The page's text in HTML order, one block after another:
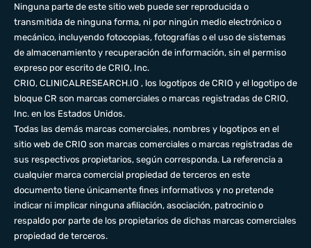
Ninguna parte de este sitio web puede ser reproducida o
transmitida de ninguna forma, ni por ningún medio electrónico o
mecánico, incluyendo fotocopias, fotografías o el uso de sistemas
de almacenamiento y recuperación de información, sin el permiso
expreso por escrito de CRIO, Inc.
CRIO, CLINICALRESEARCH.IO , los logotipos de CRIO y el logotipo de
bloque CR son marcas comerciales o marcas registradas de CRIO,
Inc. en los Estados Unidos.
Todas las demás marcas comerciales, nombres y logotipos en el
sitio web de CRIO son marcas comerciales o marcas registradas de
sus respectivos propietarios, según corresponda. La referencia a
cualquier marca comercial propiedad de terceros en este
documento tiene únicamente fines informativos y no pretende
indicar ni implicar ninguna afiliación, asociación, patrocinio o
respaldo por parte de los propietarios de dichas marcas comerciales
propiedad de terceros.